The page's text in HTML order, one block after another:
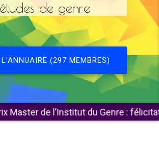
études de genre
(297 MEMBRES)
de l’Institut du Genre : félicitations